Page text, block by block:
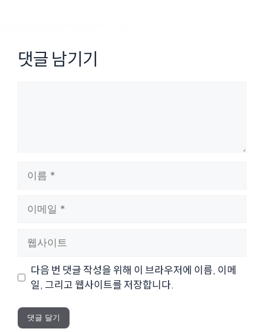
댓글 남기기
트
다음 번 댓글 작성을 위해 이 브라우저에 이름, 이메
일, 그리고 웹사이트를 저장합니다.